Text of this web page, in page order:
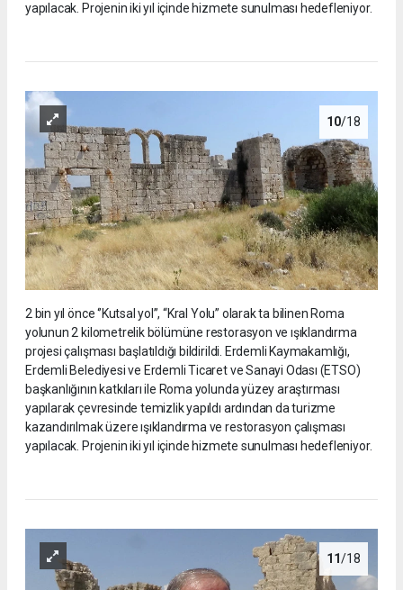
yapılacak. Projenin iki yıl içinde hizmete sunulması hedefleniyor.
10/18
2 bin yıl önce ‘’Kutsal yol’’, “Kral Yolu” olarak ta bilinen Roma
yolunun 2 kilometrelik bölümüne restorasyon ve ışıklandırma
projesi çalışması başlatıldığı bildirildi. Erdemli Kaymakamlığı,
Erdemli Belediyesi ve Erdemli Ticaret ve Sanayi Odası (ETSO)
başkanlığının katkıları ile Roma yolunda yüzey araştırması
yapılarak çevresinde temizlik yapıldı ardından da turizme
kazandırılmak üzere ışıklandırma ve restorasyon çalışması
yapılacak. Projenin iki yıl içinde hizmete sunulması hedefleniyor.
11/18